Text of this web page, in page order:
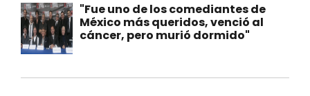
"Fue uno de los comediantes de
México más queridos, venció al
cáncer, pero murió dormido"